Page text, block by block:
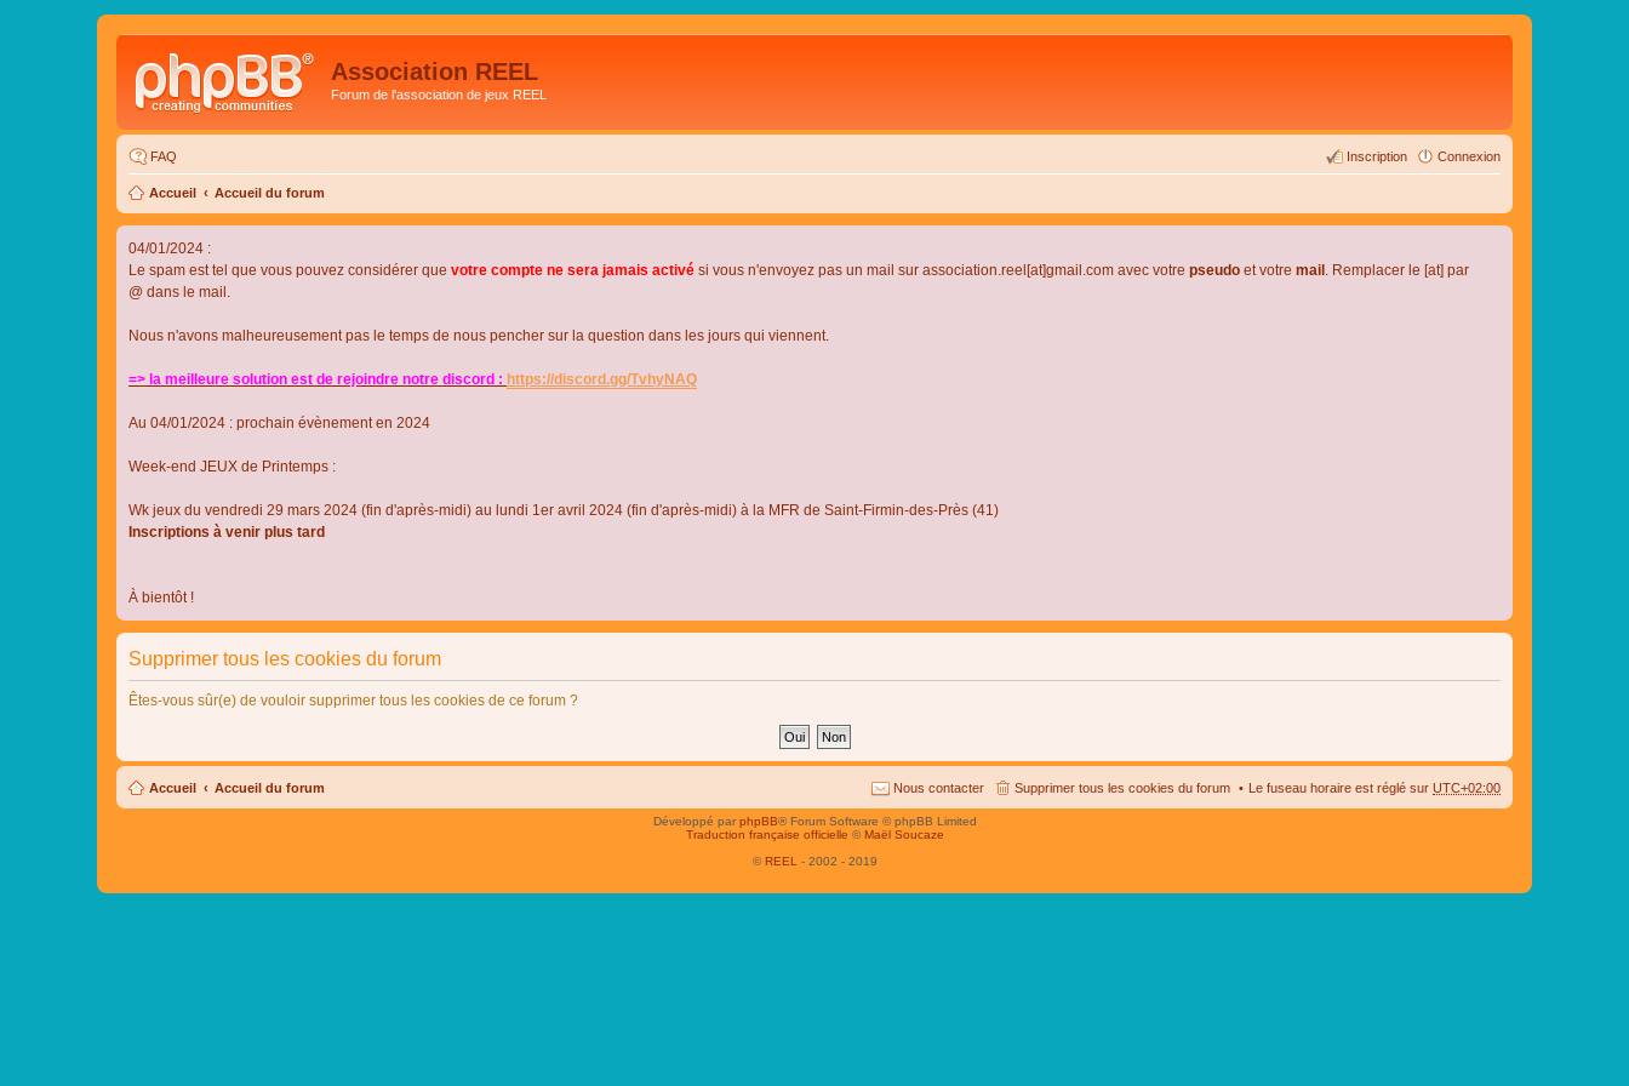
Association REEL
Forum de l'association de jeux REEL
FAQ Connexion
Inscription
Accueil Accueil du forum
04/01/2024 :
Le spam est tel que vous pouvez considérer que votre compte ne sera jamais activé si vous n'envoyez pas un mail sur association.reel[at]gmail.com avec votre pseudo et votre mail . Remplacer le [at] par
@ dans le mail.
Nous n'avons malheureusement pas le temps de nous pencher sur la question dans les jours qui viennent.
=> la meilleure solution est de rejoindre notre discord : https://discord.gg/TvhyNAQ
Au 04/01/2024 : prochain évènement en 2024
Week-end JEUX de Printemps :
Wk jeux du vendredi 29 mars 2024 (fin d'après-midi) au lundi 1er avril 2024 (fin d'après-midi) à la MFR de Saint-Firmin-des-Près (41)
Inscriptions à venir plus tard
À bientôt !
Supprimer tous les cookies du forum
Êtes-vous sûr(e) de vouloir supprimer tous les cookies de ce forum ?
Accueil Accueil du forum Le fuseau horaire est réglé sur UTC+02:00
Supprimer tous les cookies du forum
Nous contacter
Développé parphpBB® Forum Software © phpBB Limited
Traduction française officielle © Maël Soucaze
© REEL - 2002 - 2019